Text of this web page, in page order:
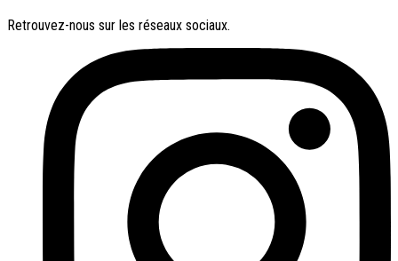
Retrouvez-nous sur les réseaux sociaux.